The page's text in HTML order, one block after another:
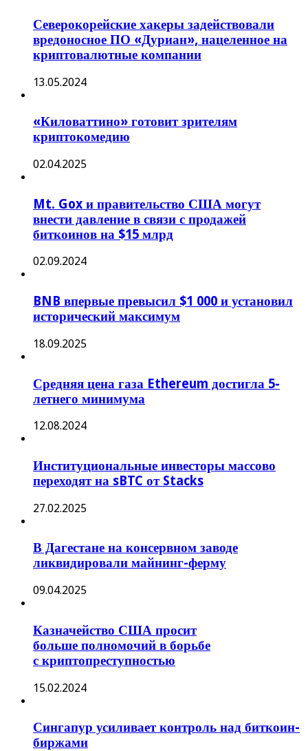
Северокорейские хакеры задействовали
вредоносное ПО «Дуриан», нацеленное на
криптовалютные компании
13.05.2024
«Киловаттино» готовит зрителям
криптокомедию
02.04.2025
Mt. Gox и правительство США могут
внести давление в связи с продажей
биткоинов на $15 млрд
02.09.2024
BNB впервые превысил $1 000 и установил
исторический максимум
18.09.2025
Средняя цена газа Ethereum достигла 5-
летнего минимума
12.08.2024
Институциональные инвесторы массово
переходят на sBTC от Stacks
27.02.2025
В Дагестане на консервном заводе
ликвидировали майнинг-ферму
09.04.2025
Казначейство США просит
больше полномочий в борьбе
с криптопреступностью
15.02.2024
Сингапур усиливает контроль над биткоин-
биржами